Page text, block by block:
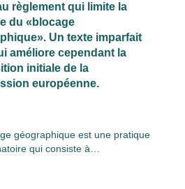
règlement qui limite la
du «blocage
Un texte imparfait
améliore cependant la
initiale de la
européenne.
géographique est une pratique
qui consiste à…